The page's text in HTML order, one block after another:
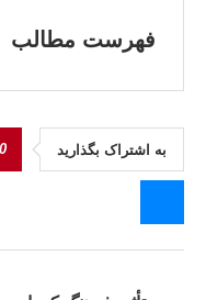
فهرست مطالب
به اشتراک بگذارید 0